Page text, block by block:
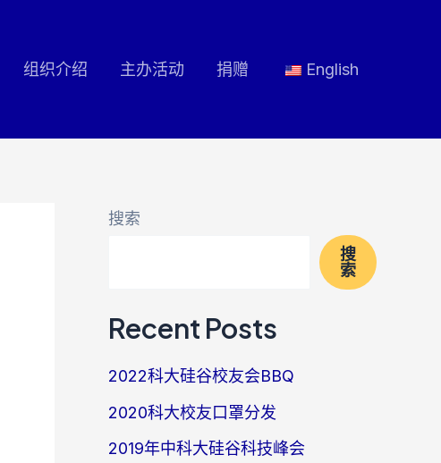
组织介绍 主办活动 捐赠 English
搜索
搜
索
Recent Posts
2022科大硅谷校友会BBQ
2020科大校友口罩分发
2019年中科大硅谷科技峰会